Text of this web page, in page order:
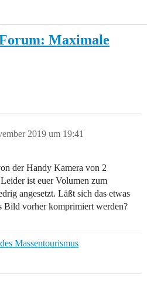
Maximale
2019 um 19:41
der Handy Kamera von 2
ist euer Volumen zum
angesetzt. Läßt sich das etwas
Bild vorher komprimiert werden?
Massentourismus